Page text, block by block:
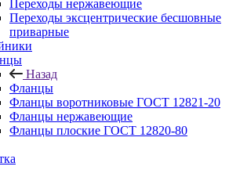
Переходы нержавеющие
Переходы эксцентрические бесшовные
приварные
Назад
Фланцы
Фланцы воротниковые ГОСТ 12821-20
Фланцы нержавеющие
Фланцы плоские ГОСТ 12820-80